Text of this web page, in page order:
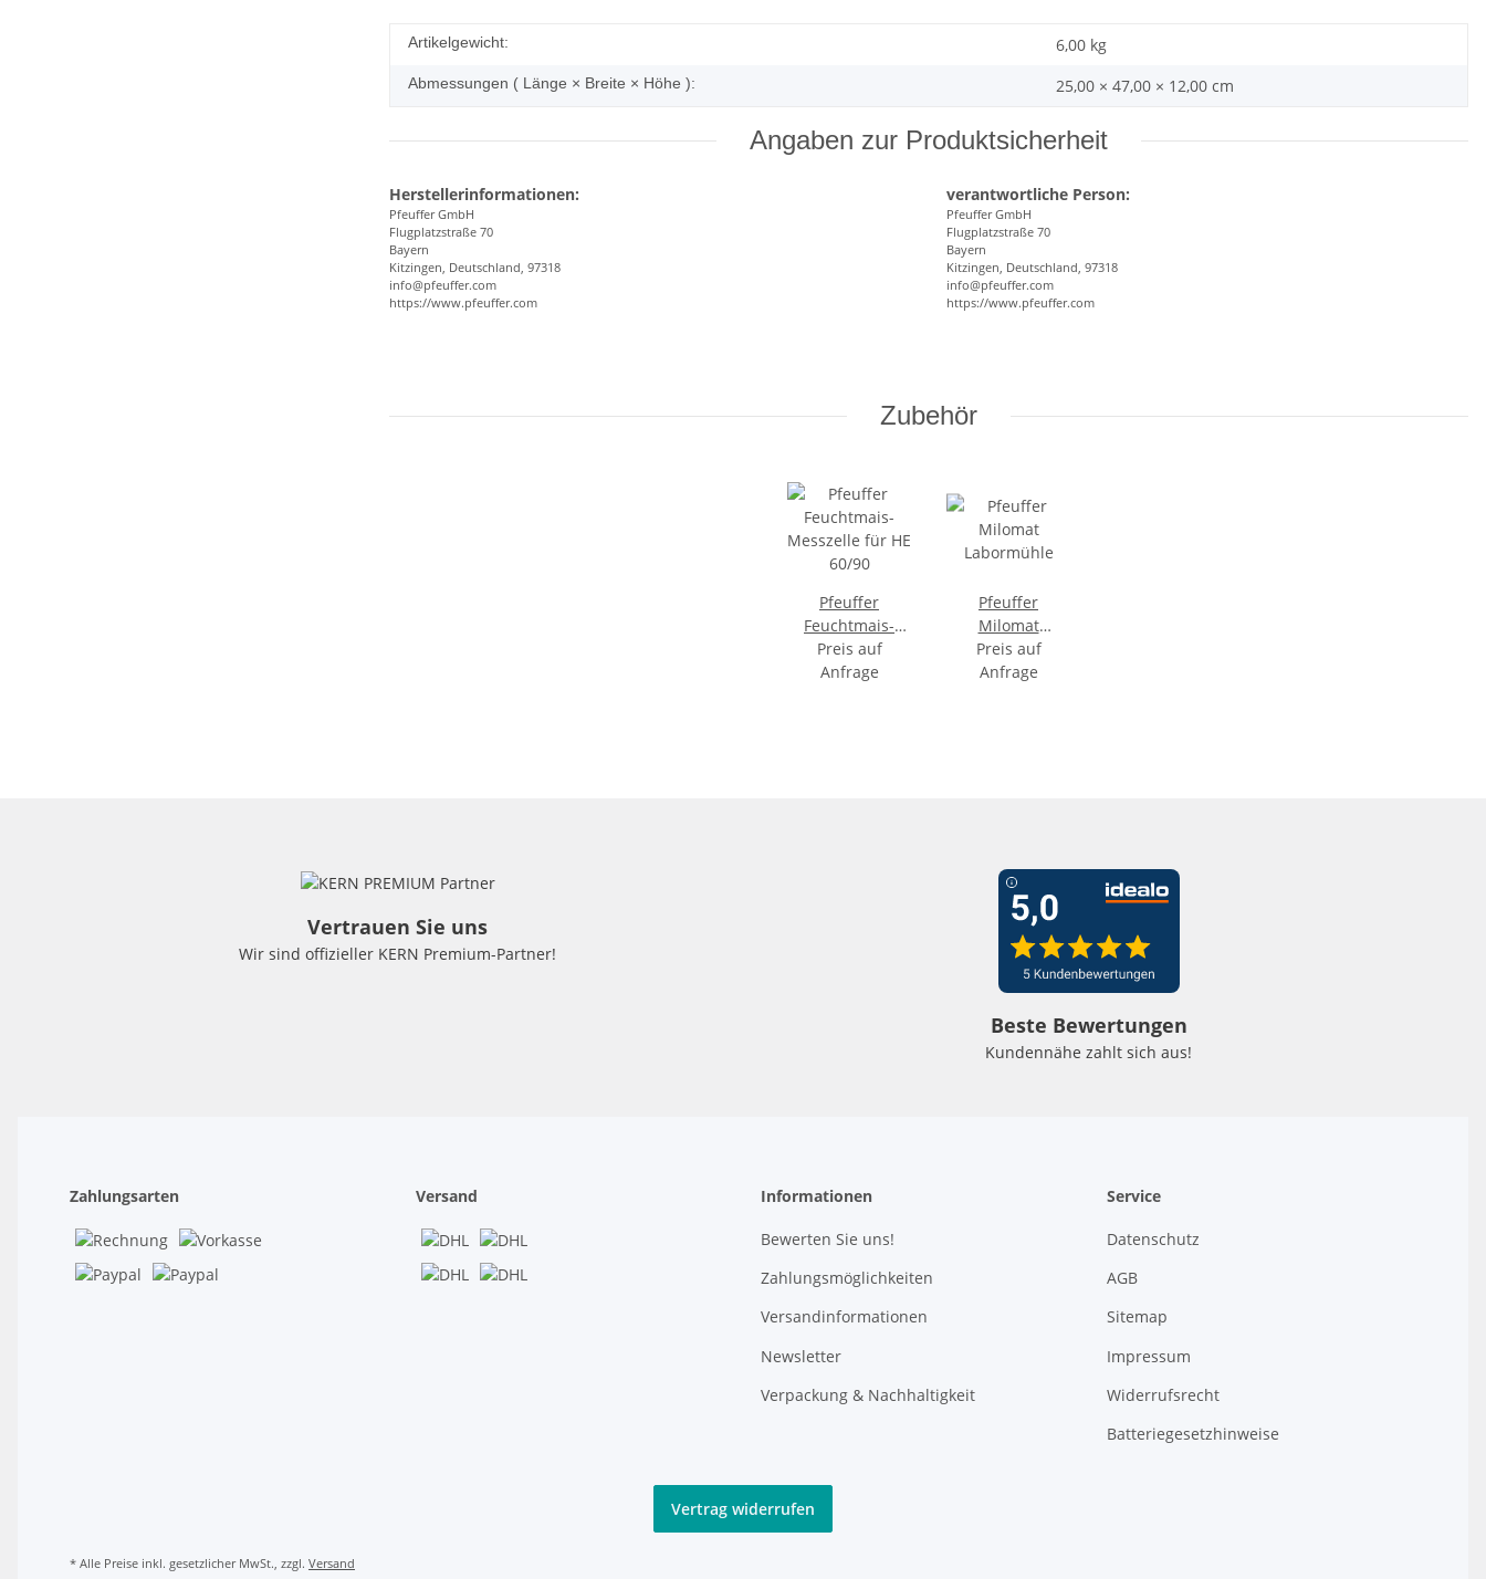
Artikelgewicht: 6,00 kg
Abmessungen ( Länge × Breite × Höhe ): 25,00 × 47,00 × 12,00 cm
Angaben zur Produktsicherheit
Herstellerinformationen:
Pfeuffer GmbH
Flugplatzstraße 70
Bayern
Kitzingen, Deutschland, 97318
info@pfeuffer.com
https://www.pfeuffer.com
verantwortliche Person:
Pfeuffer GmbH
Flugplatzstraße 70
Bayern
Kitzingen, Deutschland, 97318
info@pfeuffer.com
https://www.pfeuffer.com
Zubehör
Pfeuffer
Feuchtmais-
Messzelle für HE
60/90
Preis auf
Anfrage
Pfeuffer
Milomat
Labormühle
Preis auf
Anfrage
Vertrauen Sie uns
Wir sind offizieller KERN Premium-Partner!
Beste Bewertungen
Kundennähe zahlt sich aus!
Zahlungsarten Versand Informationen
Bewerten Sie uns!
Zahlungsmöglichkeiten
Versandinformationen
Newsletter
Verpackung & Nachhaltigkeit
Service
Datenschutz
AGB
Sitemap
Impressum
Widerrufsrecht
Batteriegesetzhinweise
Vertrag widerrufen
* Alle Preise inkl. gesetzlicher MwSt., zzgl. Versand